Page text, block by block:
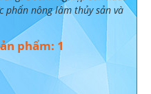
phẩn nông lâm thủy sản và
phẩm: 1